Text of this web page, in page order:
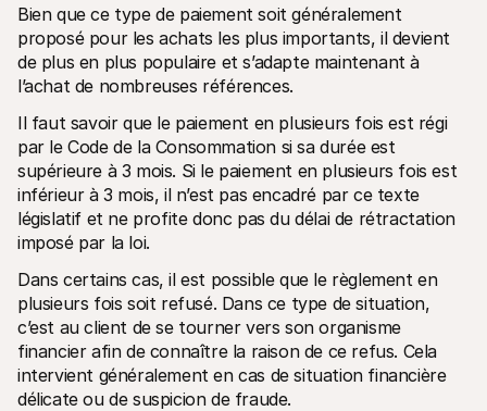
Bien que ce type de paiement soit généralement
proposé pour les achats les plus importants, il devient
de plus en plus populaire et s’adapte maintenant à
l’achat de nombreuses références.
Il faut savoir que le paiement en plusieurs fois est régi
par le Code de la Consommation si sa durée est
supérieure à 3 mois. Si le paiement en plusieurs fois est
inférieur à 3 mois, il n’est pas encadré par ce texte
législatif et ne profite donc pas du délai de rétractation
imposé par la loi.
Dans certains cas, il est possible que le règlement en
plusieurs fois soit refusé. Dans ce type de situation,
c’est au client de se tourner vers son organisme
financier afin de connaître la raison de ce refus. Cela
intervient généralement en cas de situation financière
délicate ou de suspicion de fraude.